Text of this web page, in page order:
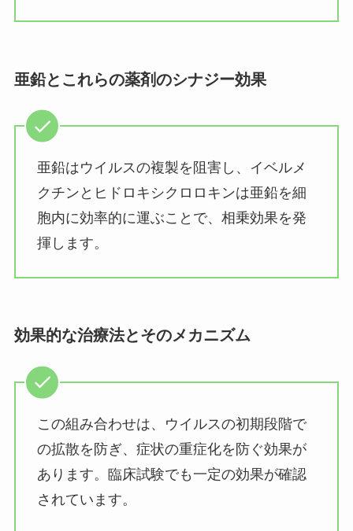
亜鉛とこれらの薬剤のシナジー効果
亜鉛はウイルスの複製を阻害し、イベルメ
クチンとヒドロキシクロロキンは亜鉛を細
胞内に効率的に運ぶことで、相乗効果を発
揮します。
効果的な治療法とそのメカニズム
この組み合わせは、ウイルスの初期段階で
の拡散を防ぎ、症状の重症化を防ぐ効果が
あります。臨床試験でも一定の効果が確認
されています。